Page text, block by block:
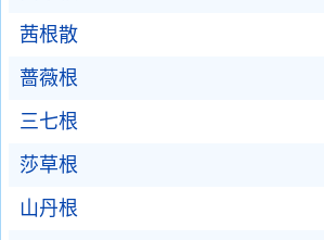
茜根散
蔷薇根
三七根
莎草根
山丹根